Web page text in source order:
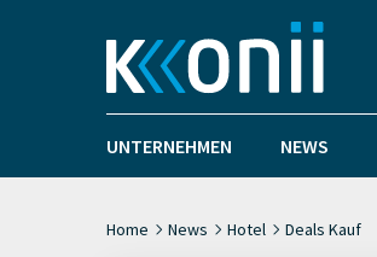
UNTERNEHMEN NEWS
Home News Hotel Deals Kauf